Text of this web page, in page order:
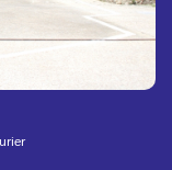
Color Run
aimez la